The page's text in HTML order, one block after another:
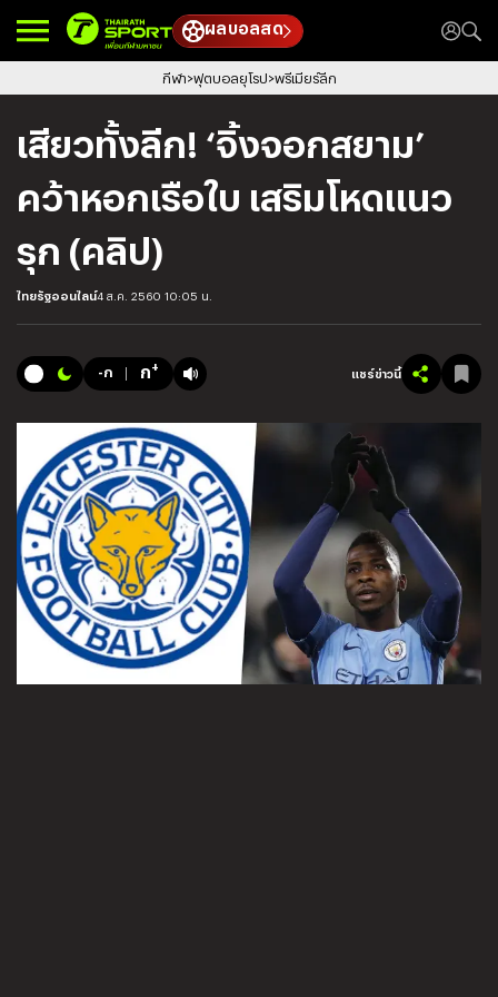
ผลบอลสด
กีฬา ฟุตบอลยุโรป พรีเมียร์ลีก
เสียวทั้งลีก! ‘จิ้งจอกสยาม’
คว้าหอกเรือใบ เสริมโหดแนว
รุก (คลิป)
ไทยรัฐออนไลน์4 ส.ค. 2560 10:05 น.
-ก ก+ แชร์ข่าวนี้